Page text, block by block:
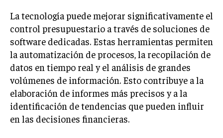
La tecnología puede mejorar significativamente el
control presupuestario a través de soluciones de
software dedicadas. Estas herramientas permiten
la automatización de procesos, la recopilación de
datos en tiempo real y el análisis de grandes
volúmenes de información. Esto contribuye a la
elaboración de informes más precisos y a la
identificación de tendencias que pueden influir
en las decisiones financieras.